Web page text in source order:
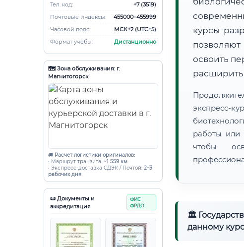
Тел. код:
+7 (3519)
Почтовые индексы:
455000–455999
Часовой пояс:
МСК+2 (UTC+5)
Формат учебы:
Дистанционно
🗺️ Зона обслуживания: г.
Магнитогорск
🚚 Расчет логистики оригиналов:
• Маршрут транзита: ~1 559 км
• Экспресс-доставка СДЭК / Почтой: 2–3
рабочих дня
📜 Документы и
аккредитация
ФИС
ФРДО
курсы
освоить
экспресс-
работы или
чтобы
🏛
данному